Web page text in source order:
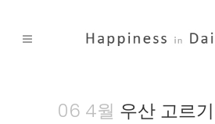
06 4월 우산 고르기